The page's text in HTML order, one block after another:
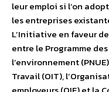
leur emploi si l’on
les entreprises
L’Initiative en faveur
entre le Programme
l’environnement
Travail (OIT),